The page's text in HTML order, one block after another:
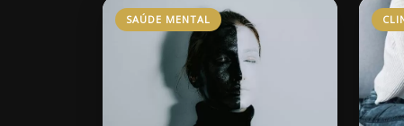
SAÚDE MENTAL